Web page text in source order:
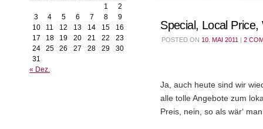
Special, Local
POSTED ON 10. MAI 2011 | 2
Ja, auch heute sind wir
alle tolle Angebote zum
Preis, nein, so als wär‘
1
2
3
4 5 6 7 8
9
10
11 12 13 14 15
16
17
18 19 20 21 22
23
24
25 26 27 28 29
30
31
« Dez.